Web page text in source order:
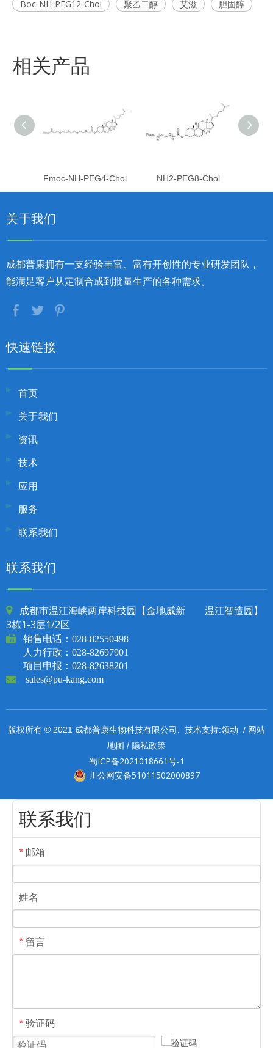
Boc-NH-PEG12-Chol 聚乙二醇 艾滋 胆固醇
相关产品
Fmoc-NH-PEG4-Chol NH2-PEG8-Chol
关于我们
成都普康拥有一支经验丰富、富有开创性的专业研发团队，
能满足客户从定制合成到批量生产的各种需求。
快速链接
首页
关于我们
资讯
技术
应用
服务
联系我们
联系我们

成都市温江海峡两岸科技园【金地威新 温江智造园】
3栋1-3层1/2区
 销售电话： 028-82550498
人力行政：028-82697901
项目申报：028-82638201
 sales@pu-kang.com
版权所有 © 2021 成都普康生物科技有限公司. 技术支持:领动 / 网站
地图 / 隐私政策
蜀ICP备2021018661号-1
川公网安备51011502000897
联系我们
* 邮箱
姓名
* 留言
* 验证码